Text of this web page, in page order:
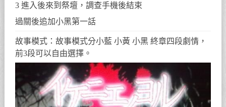
3 進入後來到祭壇，調查手機後結束
過關後追加小黑第一話
故事模式：故事模式分小藍 小黃 小黑 終章四段劇情，
前3段可以自由選擇。